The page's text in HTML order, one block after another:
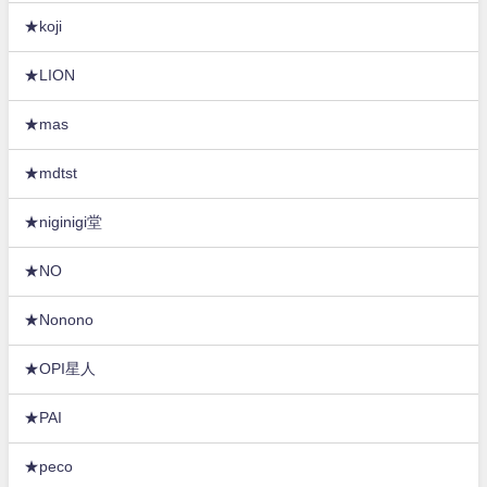
★koji
★LION
★mas
★mdtst
★niginigi堂
★NO
★Nonono
★OPI星人
★PAI
★peco